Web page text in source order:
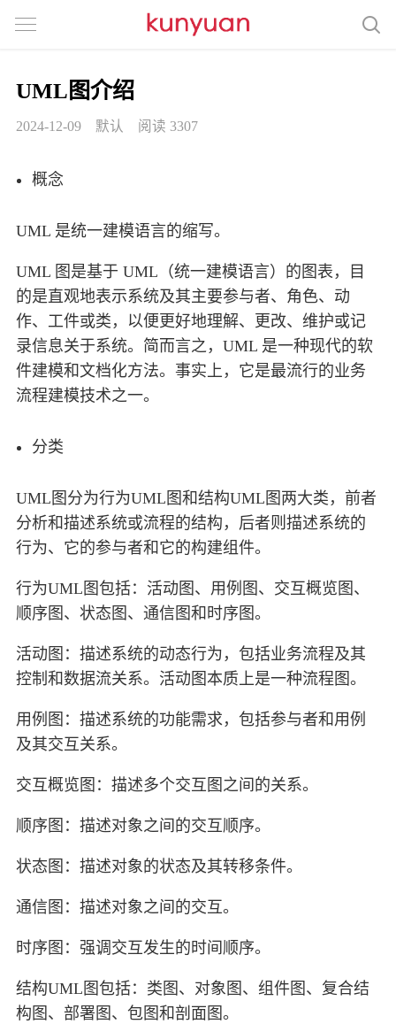
UML图介绍
2024-12-09 默认 阅读 3307
概念
UML 是统一建模语言的缩写。
UML 图是基于 UML（统一建模语言）的图表，目
的是直观地表示系统及其主要参与者、角色、动
作、工件或类，以便更好地理解、更改、维护或记
录信息关于系统。简而言之，UML 是一种现代的软
件建模和文档化方法。事实上，它是最流行的业务
流程建模技术之一。
分类
UML图分为行为UML图和结构UML图两大类，前者
分析和描述系统或流程的结构，后者则描述系统的
行为、它的参与者和它的构建组件。
行为UML图包括：活动图、用例图、交互概览图、
顺序图、状态图、通信图和时序图。
活动图：描述系统的动态行为，包括业务流程及其
控制和数据流关系。活动图本质上是一种流程图。
用例图：描述系统的功能需求，包括参与者和用例
及其交互关系。
交互概览图：描述多个交互图之间的关系。
顺序图：描述对象之间的交互顺序。
状态图：描述对象的状态及其转移条件。
通信图：描述对象之间的交互。
时序图：强调交互发生的时间顺序。
结构UML图包括：类图、对象图、组件图、复合结
构图、部署图、包图和剖面图。